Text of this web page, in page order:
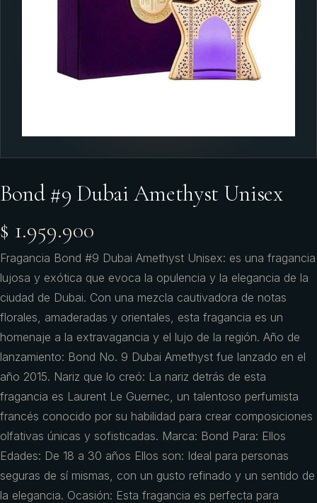
Bond #9 Dubai Amethyst Unisex
$ 1.959.900
Fragancia Bond #9 Dubai Amethyst Unisex: es una fragancia
lujosa y exótica que evoca la opulencia y la elegancia de la
ciudad de Dubai. Con una mezcla cautivadora de notas
florales, amaderadas y orientales, esta fragancia es un
homenaje a la extravagancia y el lujo de la región. Año de
lanzamiento: Bond No. 9 Dubai Amethyst fue lanzado en el
año 2015. Nariz que lo creó: La nariz detrás de esta
fragancia es Laurent Le Guernec, un talentoso perfumista
francés conocido por su habilidad para crear composiciones
olfativas únicas y sofisticadas. Marca: Bond Para: Ellos
Edades: De 18 a 30 años Ellos son: Ideal para personas
seguras de sí mismas, con un gusto refinado y un sentido de
la elegancia. Ocasión: Esta fragancia es perfecta para